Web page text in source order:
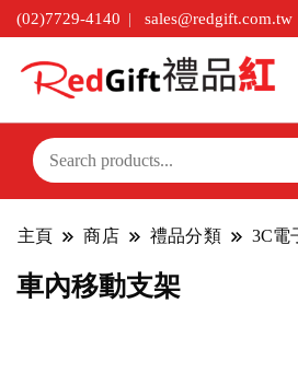
(02)7729-4140 sales@redgift.com.tw
主頁 商店 禮品分類 3C電
車內移動支架